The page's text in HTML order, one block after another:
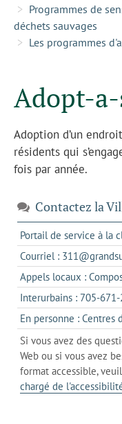
Programmes de
déchets sauvages
Les programmes
Adopt-
Adoption d’un
résidents qui
fois par année.
Contactez la
Portail de service à la
Courriel :
Appels locaux :
Interurbains : 705-
En personne : Centres
Si vous avez des
Web ou si vous avez
format accessible,
chargé de